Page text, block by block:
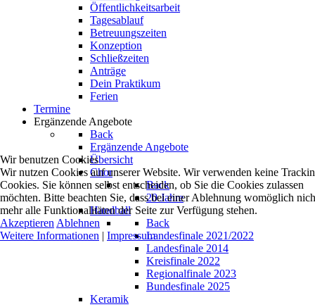
Öffentlichkeitsarbeit
Tagesablauf
Betreuungszeiten
Konzeption
Schließzeiten
Anträge
Dein Praktikum
Ferien
Termine
Ergänzende Angebote
Back
Ergänzende Angebote
Übersicht
Chor
Back
20 Jahre
Handball
Back
Landesfinale 2021/2022
Landesfinale 2014
Kreisfinale 2022
Regionalfinale 2023
Bundesfinale 2025
Keramik
Wir benutzen Cookies
Wir nutzen Cookies auf unserer Website. Wir verwenden keine
Cookies. Sie können selbst entscheiden, ob Sie die Cookies zulassen
möchten. Bitte beachten Sie, dass bei einer Ablehnung womöglich
mehr alle Funktionalitäten der Seite zur Verfügung stehen.
Akzeptieren Ablehnen
Weitere Informationen | Impressum